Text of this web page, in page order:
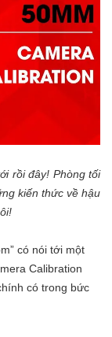
rồi đây! Phòng tối
kiến thức về hậu
có nói tới một
Calibration
có trong bức